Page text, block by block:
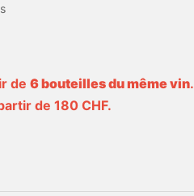
de 6 bouteilles du même vin.
de 180 CHF.